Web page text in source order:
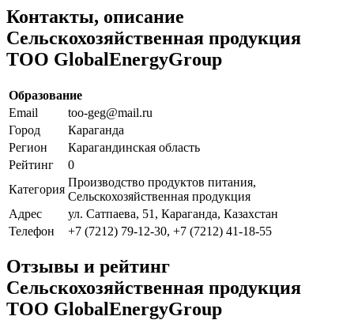
Контакты, описание
Сельскохозяйственная продукция
ТОО GlobalEnergyGroup
Образование
Email
too-geg@mail.ru
Город
Караганда
Регион
Карагандинская область
Рейтинг
0
Категория
Производство продуктов питания,
Сельскохозяйственная продукция
Адрес
ул. Сатпаева, 51, Караганда, Казахстан
Телефон
+7 (7212) 79-12-30, +7 (7212) 41-18-55
Отзывы и рейтинг
Сельскохозяйственная продукция
ТОО GlobalEnergyGroup